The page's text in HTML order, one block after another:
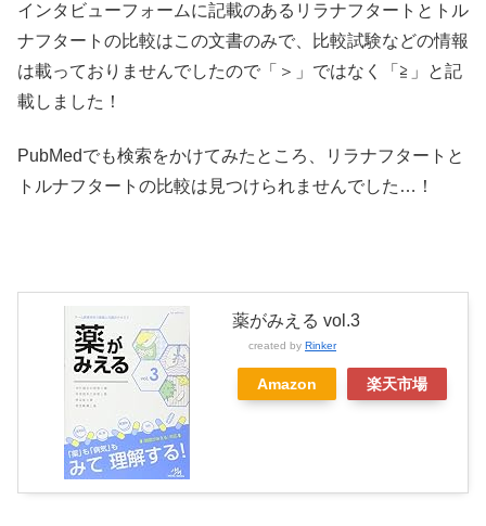
インタビューフォームに記載のあるリラナフタートとトル
ナフタートの比較はこの文書のみで、比較試験などの情報
は載っておりませんでしたので「＞」ではなく「≧」と記
載しました！
PubMedでも検索をかけてみたところ、リラナフタートと
トルナフタートの比較は見つけられませんでした…！
薬がみえる vol.3
created by Rinker
Amazon 楽天市場